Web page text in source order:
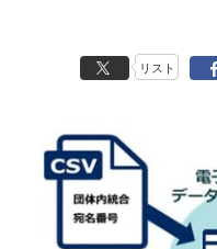
リスト